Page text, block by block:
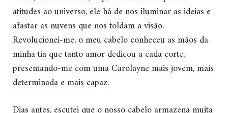
atitudes ao universo, ele há de nos iluminar as ideias e
afastar as nuvens que nos toldam a visão.
Revolucionei-me, o meu cabelo conheceu as mãos da
minha tia que tanto amor dedicou a cada corte,
presentando-me com uma Carolayne mais jovem, mais
determinada e mais capaz.